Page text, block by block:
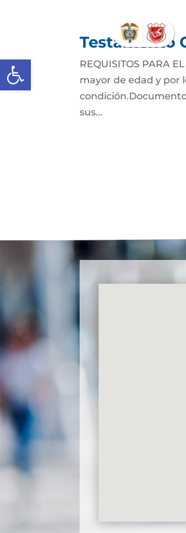
Abrir barra de herramientas
Testamento
REQUISITOS PARA
mayor de edad y por
sus...